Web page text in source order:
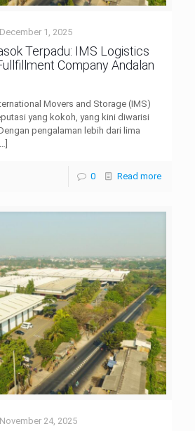
December 1, 2025
Terpadu: IMS Logistics
Company Andalan
Movers and Storage (IMS)
yang kokoh, yang kini diwarisi
pengalaman lebih dari lima
[…]
0 Read more
November 24, 2025